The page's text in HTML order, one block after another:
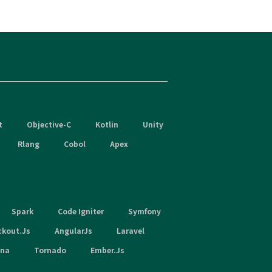
Objective-C Kotlin
Unity
Rlang Cobol
Apex
Spark Code Igniter
Symfony
AngularJs
Laravel
Tornado
Ember.Js